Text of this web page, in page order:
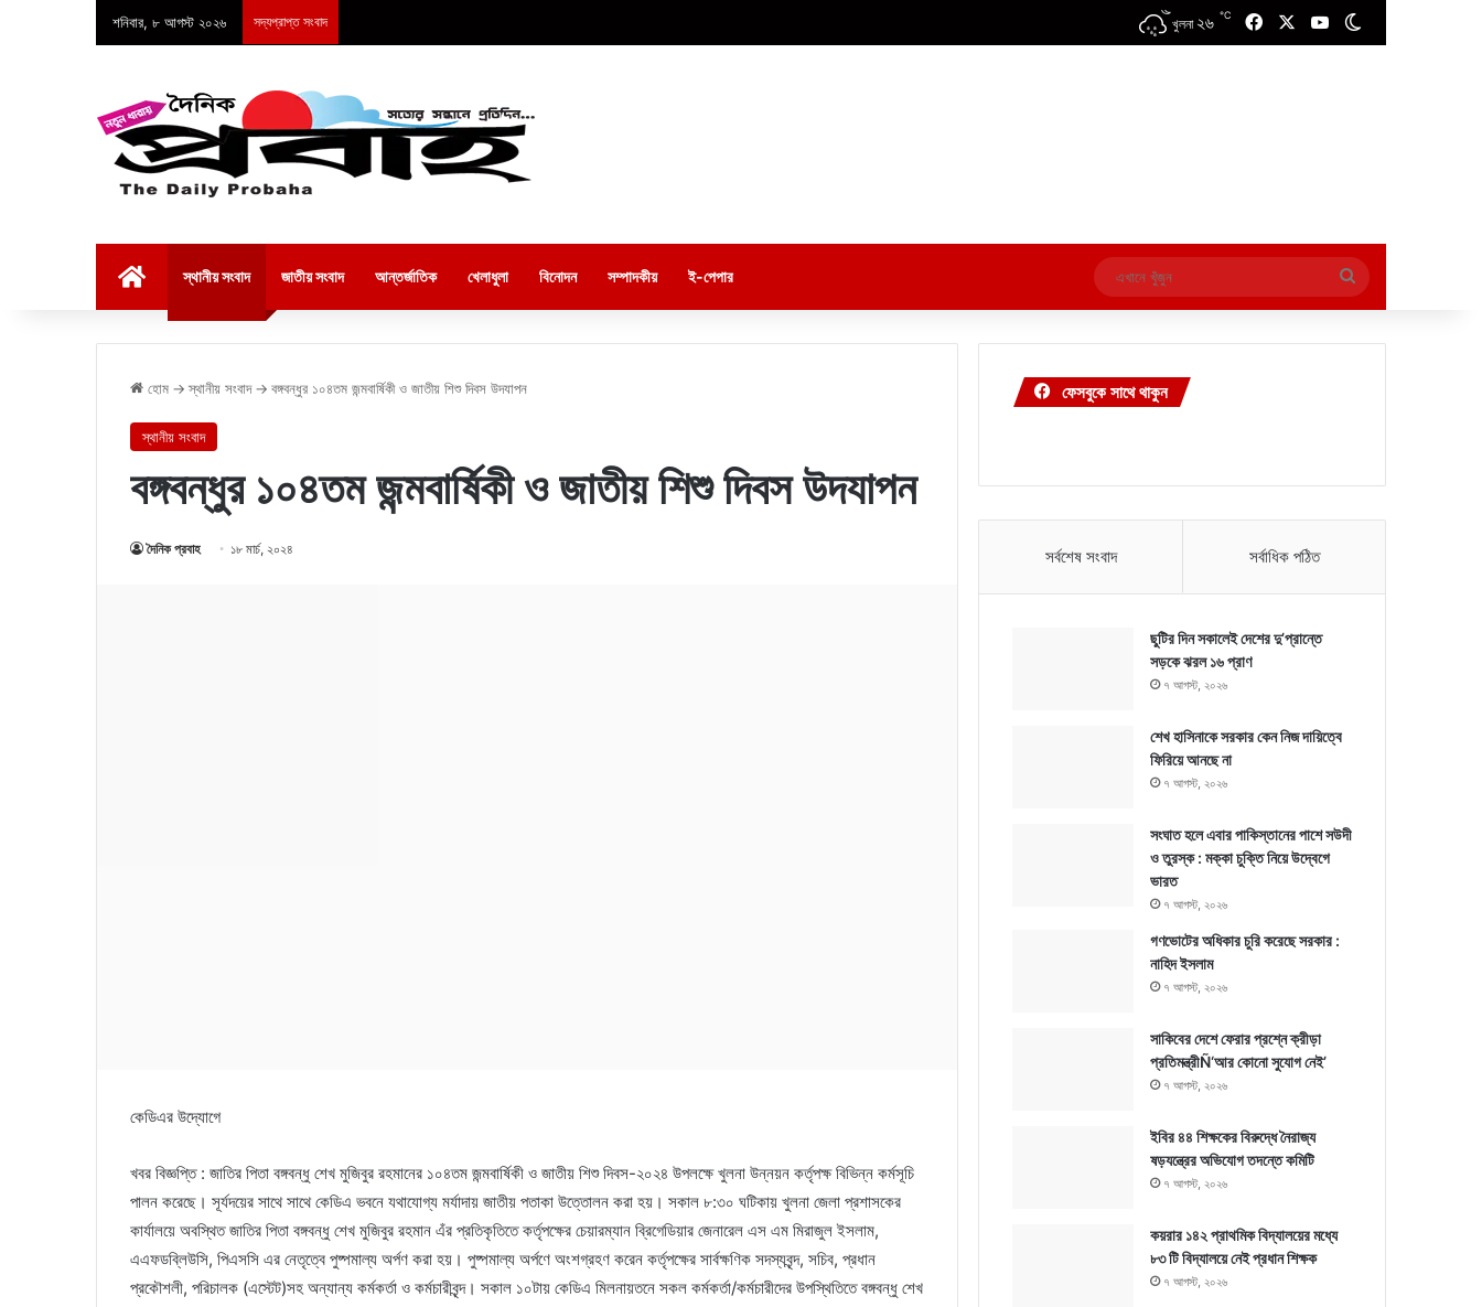
শনিবার, ৮ আগস্ট ২০২৬ সদ্যপ্রাপ্ত সংবাদ খুলনা ২৬ ℃ FacebookYouTube
স্থানীয় সংবাদ জাতীয় সংবাদ আন্তর্জাতিক খেলাধুলা বিনোদন সম্পাদকীয় ই-পেপার
এখানে
খুঁজুন
হোম → স্থানীয় সংবাদ → বঙ্গবন্ধুর ১০৪তম জন্মবার্ষিকী ও জাতীয় শিশু দিবস উদযাপন
স্থানীয় সংবাদ
বঙ্গবন্ধুর ১০৪তম জন্মবার্ষিকী ও জাতীয় শিশু দিবস উদযাপন
দৈনিক প্রবাহ ১৮ মার্চ, ২০২৪
কেডিএর উদ্যোগে
খবর বিজ্ঞপ্তি : জাতির পিতা বঙ্গবন্ধু শেখ মুজিবুর রহমানের ১০৪তম জন্মবার্ষিকী ও জাতীয় শিশু দিবস-২০২৪ উপলক্ষে খুলনা উন্নয়ন কর্তৃপক্ষ বিভিন্ন কর্মসূচি
পালন করেছে। সূর্যদয়ের সাথে সাথে কেডিএ ভবনে যথাযোগ্য মর্যাদায় জাতীয় পতাকা উত্তোলন করা হয়। সকাল ৮:৩০ ঘটিকায় খুলনা জেলা প্রশাসকের
কার্যালয়ে অবস্থিত জাতির পিতা বঙ্গবন্ধু শেখ মুজিবুর রহমান এঁর প্রতিকৃতিতে কর্তৃপক্ষের চেয়ারম্যান ব্রিগেডিয়ার জেনারেল এস এম মিরাজুল ইসলাম,
এএফডব্লিউসি, পিএসসি এর নেতৃত্বে পুষ্পমাল্য অর্পণ করা হয়। পুষ্পমাল্য অর্পণে অংশগ্রহণ করেন কর্তৃপক্ষের সার্বক্ষণিক সদস্যবৃন্দ, সচিব, প্রধান
প্রকৌশলী, পরিচালক (এস্টেট)সহ অন্যান্য কর্মকর্তা ও কর্মচারীবৃন্দ। সকাল ১০টায় কেডিএ মিলনায়তনে সকল কর্মকর্তা/কর্মচারীদের উপস্থিতিতে বঙ্গবন্ধু শেখ
ফেসবুকে সাথে থাকুন
সর্বশেষ সংবাদ সর্বাধিক পঠিত
ছুটির দিন সকালেই দেশের দু’প্রান্তে
সড়কে ঝরল ১৬ প্রাণ
৭ আগস্ট, ২০২৬
শেখ হাসিনাকে সরকার কেন নিজ দায়িত্বে
ফিরিয়ে আনছে না
৭ আগস্ট, ২০২৬
সংঘাত হলে এবার পাকিস্তানের পাশে সউদী
ও তুরস্ক : মক্কা চুক্তি নিয়ে উদ্বেগে
ভারত
৭ আগস্ট, ২০২৬
গণভোটের অধিকার চুরি করেছে সরকার :
নাহিদ ইসলাম
৭ আগস্ট, ২০২৬
সাকিবের দেশে ফেরার প্রশ্নে ক্রীড়া
প্রতিমন্ত্রীÑ‘আর কোনো সুযোগ নেই’
৭ আগস্ট, ২০২৬
ইবির ৪৪ শিক্ষকের বিরুদ্ধে নৈরাজ্য
ষড়যন্ত্রের অভিযোগ তদন্তে কমিটি
৭ আগস্ট, ২০২৬
কয়রার ১৪২ প্রাথমিক বিদ্যালয়ের মধ্যে
৮৩ টি বিদ্যালয়ে নেই প্রধান শিক্ষক
৭ আগস্ট, ২০২৬